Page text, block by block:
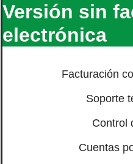
Versión sin
electrónica
Facturación
Soporte
Control
Cuentas